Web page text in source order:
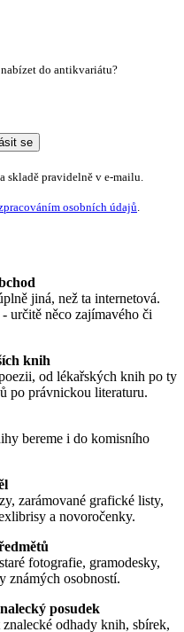
do antikvariátu?
pravidelně v e-mailu.
osobních údajů
jiná, než ta internetová.
určitě něco zajímavého či
knih
od lékařských knih po ty
po právnickou literaturu.
bereme i do komisního
zarámované grafické listy,
a novoročenky.
fotografie, gramodesky,
známých osobností.
posudek
odhady knih, sbírek,